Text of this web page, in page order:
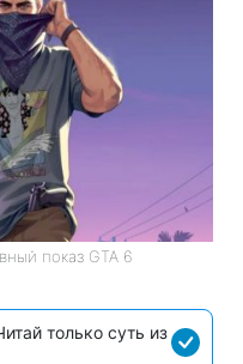
показ GTA 6
только суть из